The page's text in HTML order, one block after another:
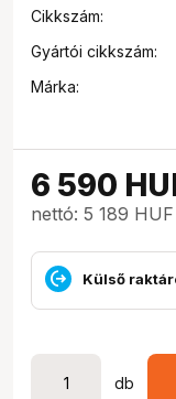
Cikkszám:
Gyártói cikkszám:
Márka:
6 590
nettó: 5 189 HUF
Külső
db